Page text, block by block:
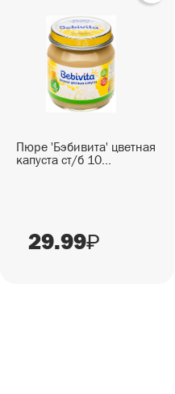
СЕЗОННЫЕ ТОВАРЫ
СНЕКИ
ГОТОВЫЕ БЛЮДА
Пюре 'Бэбивита' цветная
капуста ст/б 10...
29.99₽